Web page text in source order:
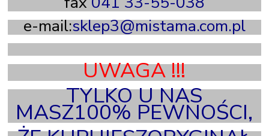
e-mail:sklep3@mistama.com.pl
UWAGA !!!
TYLKO U NAS
MASZ100% PEWNOŚCI,